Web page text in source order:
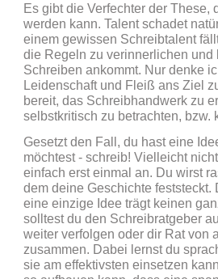
Es gibt die Verfechter der These,
werden kann. Talent schadet
einem gewissen Schreibtalent
die Regeln zu verinnerlichen und
Schreiben ankommt. Nur denke
Leidenschaft und Fleiß ans Ziel
bereit, das Schreibhandwerk zu
selbstkritisch zu betrachten, bzw.
Gesetzt den Fall, du hast eine
möchtest - schreib! Vielleicht
einfach erst einmal an. Du wirst
dem deine Geschichte
eine einzige Idee trägt keinen
solltest du den Schreibratgeber
weiter verfolgen oder dir Rat von
zusammen. Dabei lernst du
sie am effektivsten einsetzen